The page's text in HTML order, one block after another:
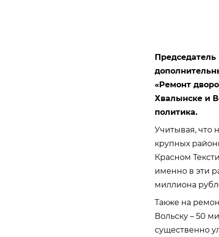
«Ремонт
Хвалынске и
политика.
Учитывая, что
крупных
Красном
именно в эти
миллиона
Также на
Вольску – 50
существенно